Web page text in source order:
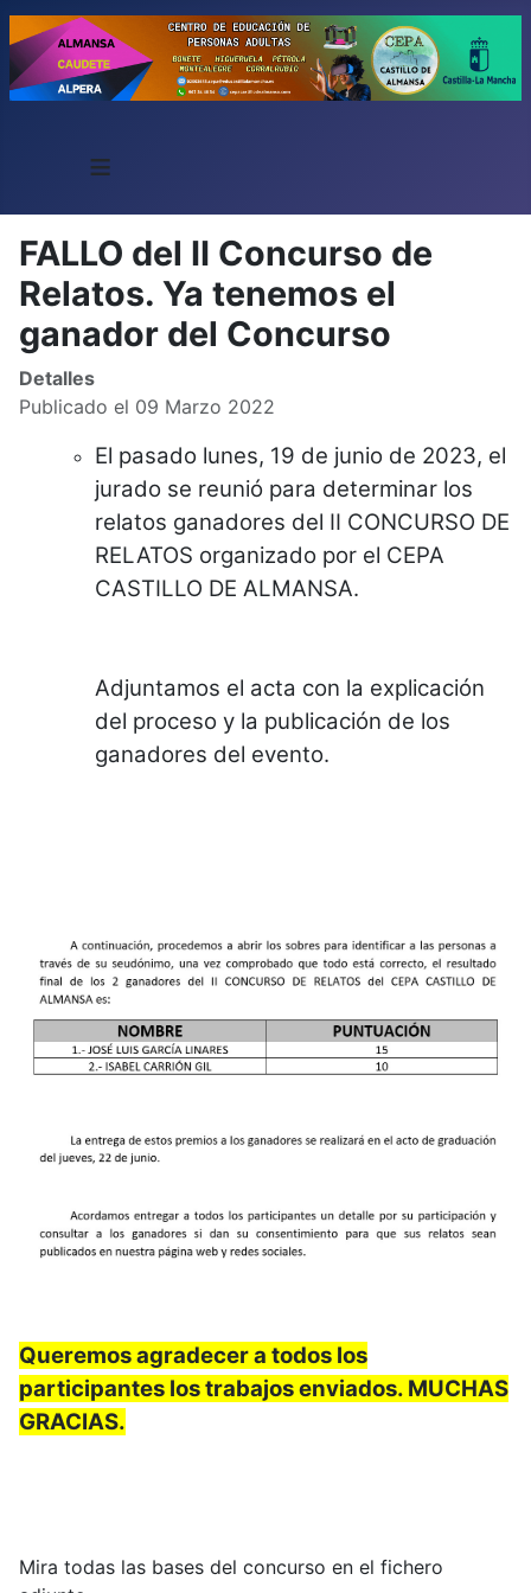
≡
FALLO del II Concurso de
Relatos. Ya tenemos el
ganador del Concurso
Detalles
Publicado el 09 Marzo 2022
El pasado lunes, 19 de junio de 2023, el
jurado se reunió para determinar los
relatos ganadores del II CONCURSO DE
RELATOS organizado por el CEPA
CASTILLO DE ALMANSA.
Adjuntamos el acta con la explicación
del proceso y la publicación de los
ganadores del evento.
Queremos agradecer a todos los
participantes los trabajos enviados. MUCHAS
GRACIAS.
Mira todas las bases del concurso en el fichero